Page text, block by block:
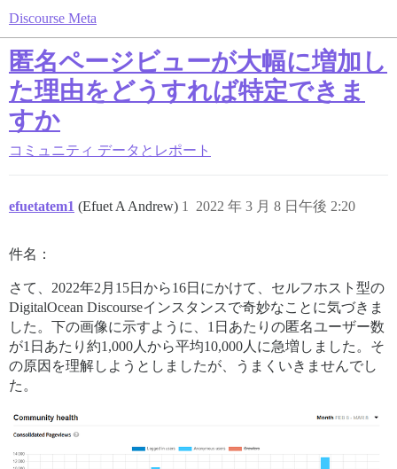
Discourse Meta
匿名ページビューが大幅に増加し
た理由をどうすれば特定できま
すか
コミュニティ データとレポート
efuetatem1 (Efuet A Andrew) 2022 年 3 月 8 日午後 2:20
1
件名：
さて、2022年2月15日から16日にかけて、セルフホスト型の
DigitalOcean Discourseインスタンスで奇妙なことに気づきま
した。下の画像に示すように、1日あたりの匿名ユーザー数
が1日あたり約1,000人から平均10,000人に急増しました。そ
の原因を理解しようとしましたが、うまくいきませんでし
た。